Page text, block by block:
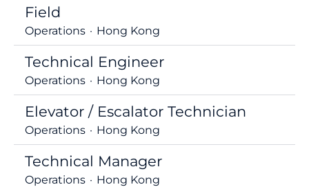
Field
Operations · Hong Kong
Technical Engineer
Operations · Hong Kong
Elevator / Escalator Technician
Operations · Hong Kong
Technical Manager
Operations · Hong Kong